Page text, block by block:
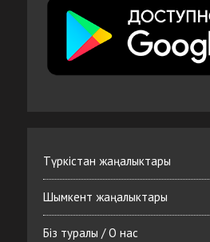
Түркістан жаңалыктары
Шымкент жаңалыктары
Біз туралы / О нас